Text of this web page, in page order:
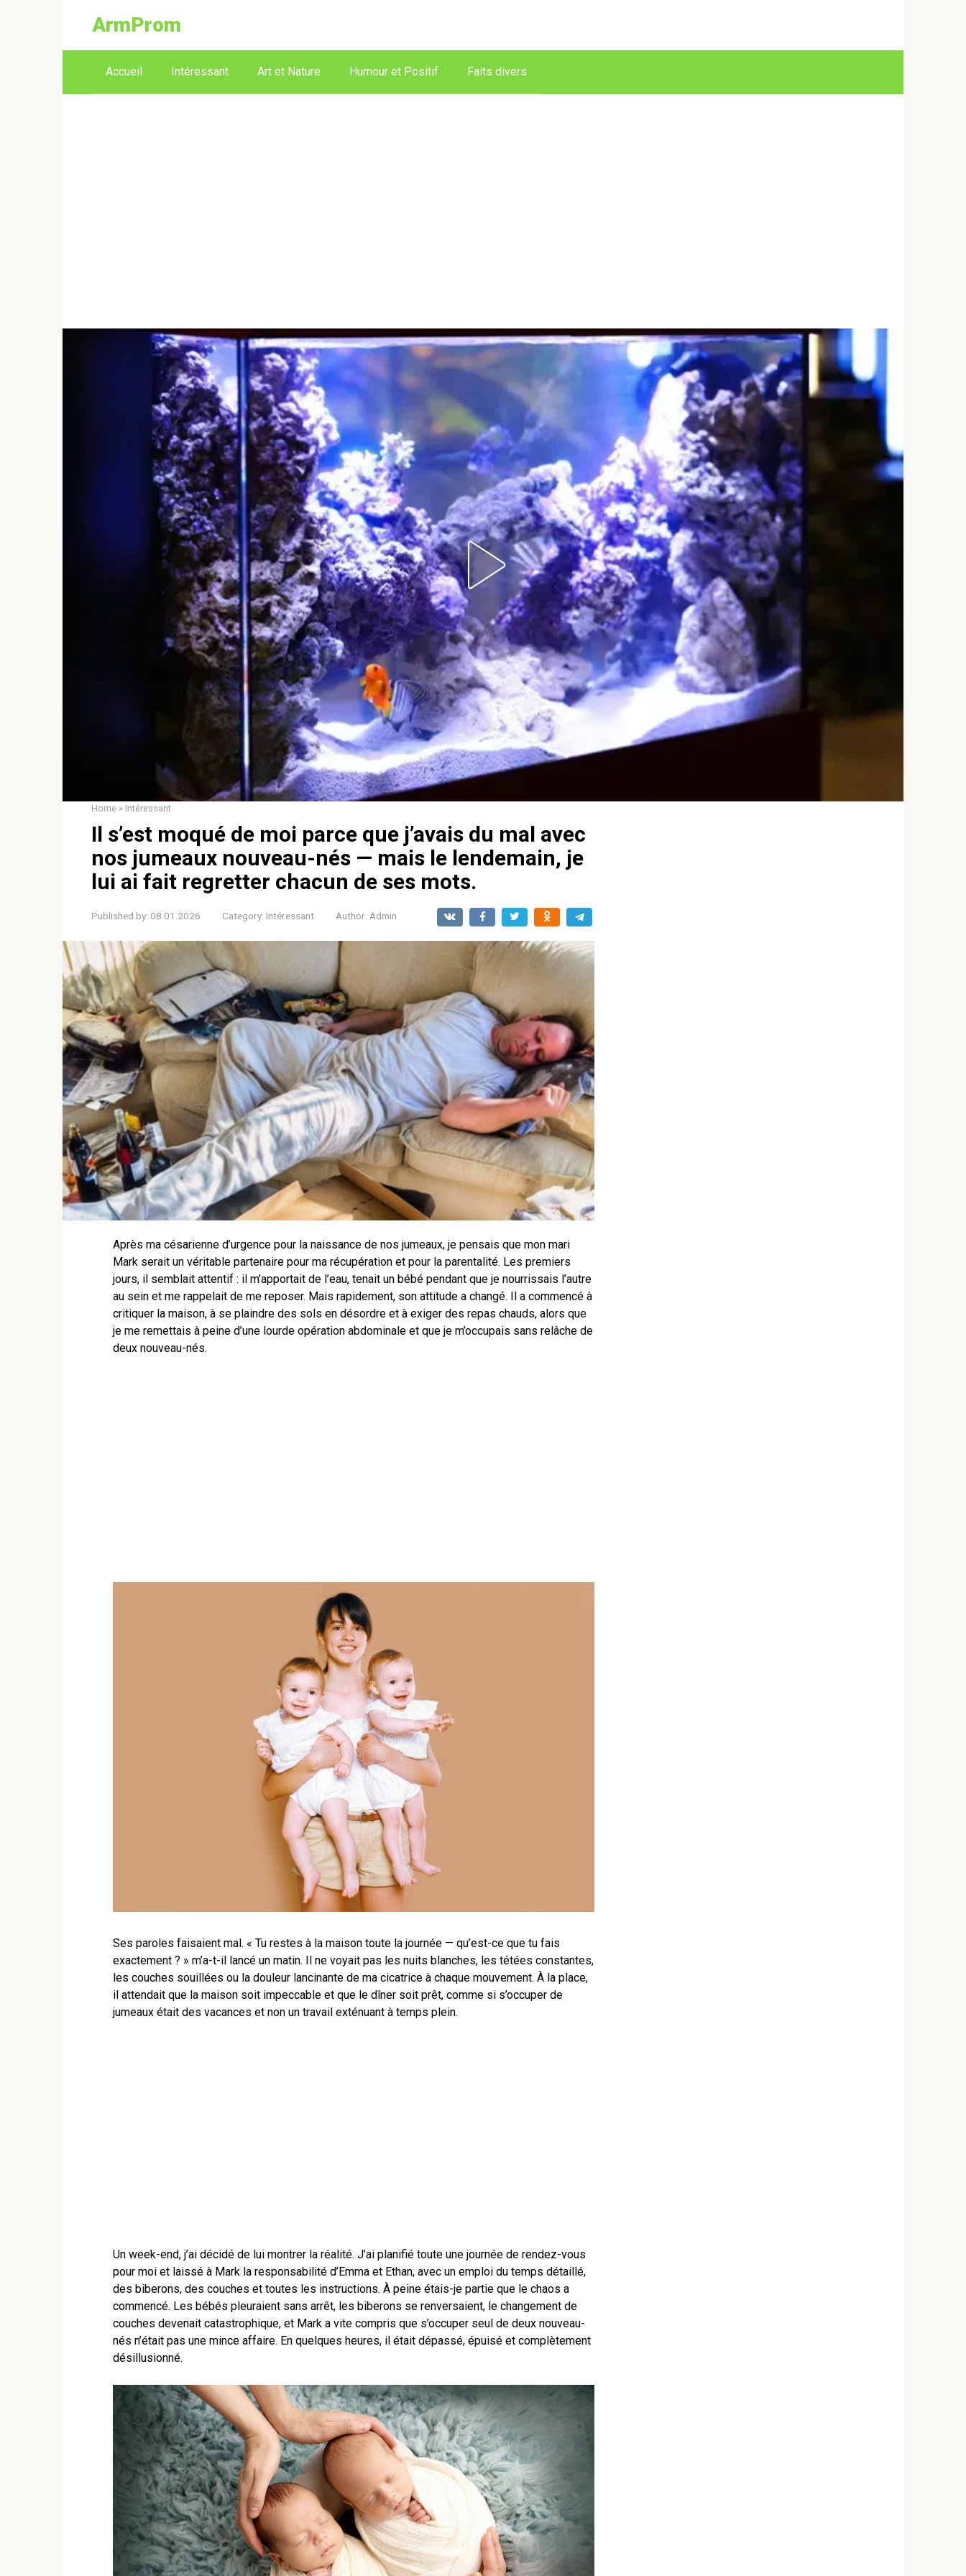
ArmProm
Accueil Intéressant Art et Nature Humour et Positif Faits divers
Home » Intéressant
Il s’est moqué de moi parce que j’avais du mal avec
nos jumeaux nouveau-nés — mais le lendemain, je
lui ai fait regretter chacun de ses mots.
Published by: 08.01.2026 Category: Intéressant Author: Admin
Après ma césarienne d’urgence pour la naissance de nos jumeaux, je pensais que mon mari
Mark serait un véritable partenaire pour ma récupération et pour la parentalité. Les premiers
jours, il semblait attentif : il m’apportait de l’eau, tenait un bébé pendant que je nourrissais l’autre
au sein et me rappelait de me reposer. Mais rapidement, son attitude a changé. Il a commencé à
critiquer la maison, à se plaindre des sols en désordre et à exiger des repas chauds, alors que
je me remettais à peine d’une lourde opération abdominale et que je m’occupais sans relâche de
deux nouveau-nés.
Ses paroles faisaient mal. « Tu restes à la maison toute la journée — qu’est-ce que tu fais
exactement ? » m’a-t-il lancé un matin. Il ne voyait pas les nuits blanches, les tétées constantes,
les couches souillées ou la douleur lancinante de ma cicatrice à chaque mouvement. À la place,
il attendait que la maison soit impeccable et que le dîner soit prêt, comme si s’occuper de
jumeaux était des vacances et non un travail exténuant à temps plein.
Un week-end, j’ai décidé de lui montrer la réalité. J’ai planifié toute une journée de rendez-vous
pour moi et laissé à Mark la responsabilité d’Emma et Ethan, avec un emploi du temps détaillé,
des biberons, des couches et toutes les instructions. À peine étais-je partie que le chaos a
commencé. Les bébés pleuraient sans arrêt, les biberons se renversaient, le changement de
couches devenait catastrophique, et Mark a vite compris que s’occuper seul de deux nouveau-
nés n’était pas une mince affaire. En quelques heures, il était dépassé, épuisé et complètement
désillusionné.